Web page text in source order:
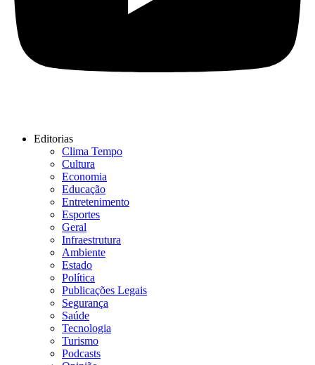
Editorias
Clima Tempo
Cultura
Economia
Educação
Entretenimento
Esportes
Geral
Infraestrutura
Ambiente
Estado
Política
Publicações Legais
Segurança
Saúde
Tecnologia
Turismo
Podcasts